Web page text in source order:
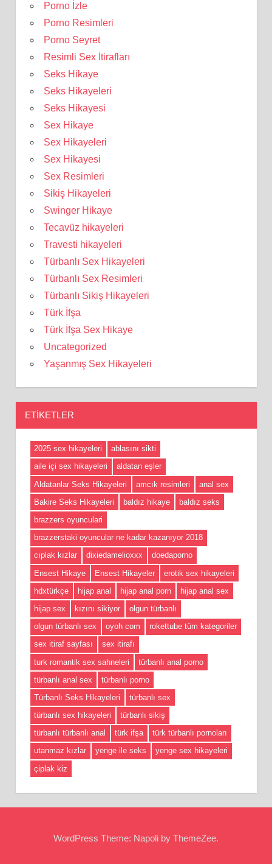
Porno İzle
Porno Resimleri
Porno Seyret
Resimli Sex İtirafları
Seks Hikaye
Seks Hikayeleri
Seks Hikayesi
Sex Hikaye
Sex Hikayeleri
Sex Hikayesi
Sex Resimleri
Sikiş Hikayeleri
Swinger Hikaye
Tecavüz hikayeleri
Travesti hikayeleri
Türbanlı Sex Hikayeleri
Türbanlı Sex Resimleri
Türbanlı Sikiş Hikayeleri
Türk İfşa
Türk İfşa Sex Hikaye
Uncategorized
Yaşanmış Sex Hikayeleri
ETIKETLER
2025 sex hikayeleri
ablasını sikti
aile içi sex hikayeleri
aldatan eşler
Aldatanlar Seks Hikayeleri
amcık resimleri
anal sex
Bakire Seks Hikayeleri
baldız hikaye
baldız seks
brazzers oyunculari
brazzerstaki oyuncular ne kadar kazanıyor 2018
cıplak kızlar
dixiedamelioxxx
doedaporno
Ensest Hikaye
Ensest Hikayeler
erotik sex hikayeleri
hdxtürkçe
hijap anal hijap anal porn
hijap anal sex
hijap sex
kızını sikiyor
olgun türbanlı
olgun türbanlı sex
oyoh com
rokettube tüm kategoriler
sex itiraf sayfası
sex itirafı
turk romantik sex sahneleri
türbanlı anal porno
türbanlı anal sex
türbanlı porno
Türbanlı Seks Hikayeleri
türbanlı sex
türbanlı sex hikayeleri
türbanlı sikiş
türbanlı türbanlı anal
türk ifşa
türk türbanlı pornoları
utanmaz kızlar
yenge ile seks
yenge sex hikayeleri
çiplak kiz
WordPress Theme: Napoli by ThemeZee.